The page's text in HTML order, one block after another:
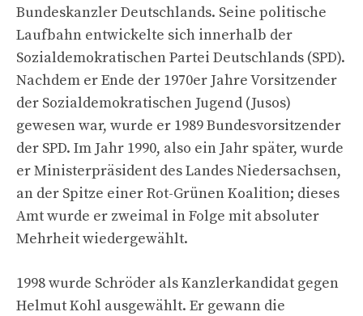
Bundeskanzler Deutschlands. Seine politische
Laufbahn entwickelte sich innerhalb der
Sozialdemokratischen Partei Deutschlands (SPD).
Nachdem er Ende der 1970er Jahre Vorsitzender
der Sozialdemokratischen Jugend (Jusos)
gewesen war, wurde er 1989 Bundesvorsitzender
der SPD. Im Jahr 1990, also ein Jahr später, wurde
er Ministerpräsident des Landes Niedersachsen,
an der Spitze einer Rot-Grünen Koalition; dieses
Amt wurde er zweimal in Folge mit absoluter
Mehrheit wiedergewählt.
1998 wurde Schröder als Kanzlerkandidat gegen
Helmut Kohl ausgewählt. Er gewann die